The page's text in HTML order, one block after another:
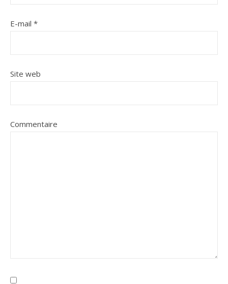
E-mail *
Site web
Commentaire